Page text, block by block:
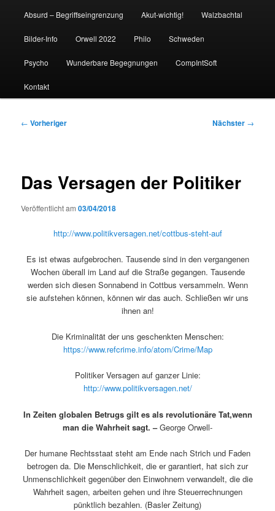
Absurd – Begriffseingrenzung Akut-wichtig! Walzbachtal
Bilder-Info Orwell 2022 Philo Schweden
Psycho Wunderbare Begegnungen CompIntSoft
Kontakt
Beitragsnavigation
← Vorheriger Nächster →
Das Versagen der Politiker
Veröffentlicht am03/04/2018
http://www.politikversagen.net/cottbus-steht-auf
Es ist etwas aufgebrochen. Tausende sind in den vergangenen
Wochen überall im Land auf die Straße gegangen. Tausende
werden sich diesen Sonnabend in Cottbus versammeln. Wenn
sie aufstehen können, können wir das auch. Schließen wir uns
ihnen an!
Die Kriminalität der uns geschenkten Menschen:
https://www.refcrime.info/atom/Crime/Map
Politiker Versagen auf ganzer Linie:
http://www.politikversagen.net/
In Zeiten globalen Betrugs gilt es als revolutionäre Tat,wenn
man die Wahrheit sagt. –George Orwell-
Der humane Rechtsstaat steht am Ende nach Strich und Faden
betrogen da. Die Menschlichkeit, die er garantiert, hat sich zur
Unmenschlichkeit gegenüber den Einwohnern verwandelt, die die
Wahrheit sagen, arbeiten gehen und ihre Steuerrechnungen
pünktlich bezahlen. (Basler Zeitung)